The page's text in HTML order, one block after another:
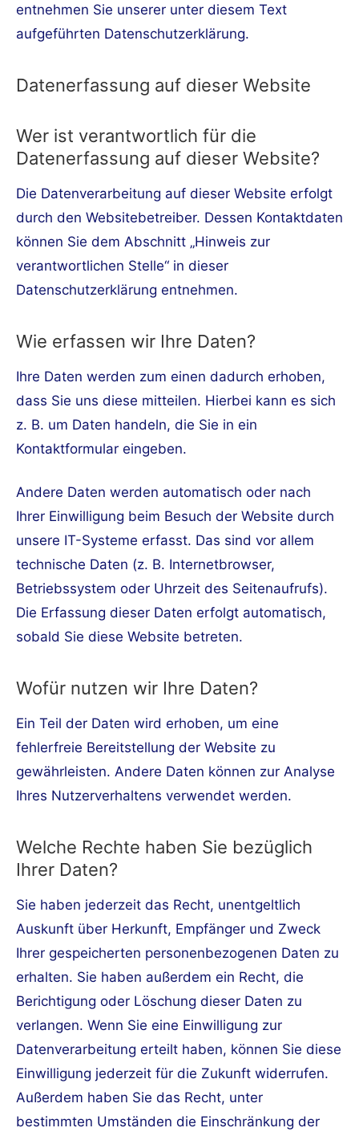
entnehmen Sie unserer unter diesem Text
aufgeführten Datenschutzerklärung.
Datenerfassung auf dieser Website
Wer ist verantwortlich für die
Datenerfassung auf dieser Website?
Die Datenverarbeitung auf dieser Website erfolgt
durch den Websitebetreiber. Dessen Kontaktdaten
können Sie dem Abschnitt „Hinweis zur
verantwortlichen Stelle“ in dieser
Datenschutzerklärung entnehmen.
Wie erfassen wir Ihre Daten?
Ihre Daten werden zum einen dadurch erhoben,
dass Sie uns diese mitteilen. Hierbei kann es sich
z. B. um Daten handeln, die Sie in ein
Kontaktformular eingeben.
Andere Daten werden automatisch oder nach
Ihrer Einwilligung beim Besuch der Website durch
unsere IT-Systeme erfasst. Das sind vor allem
technische Daten (z. B. Internetbrowser,
Betriebssystem oder Uhrzeit des Seitenaufrufs).
Die Erfassung dieser Daten erfolgt automatisch,
sobald Sie diese Website betreten.
Wofür nutzen wir Ihre Daten?
Ein Teil der Daten wird erhoben, um eine
fehlerfreie Bereitstellung der Website zu
gewährleisten. Andere Daten können zur Analyse
Ihres Nutzerverhaltens verwendet werden.
Welche Rechte haben Sie bezüglich
Ihrer Daten?
Sie haben jederzeit das Recht, unentgeltlich
Auskunft über Herkunft, Empfänger und Zweck
Ihrer gespeicherten personenbezogenen Daten zu
erhalten. Sie haben außerdem ein Recht, die
Berichtigung oder Löschung dieser Daten zu
verlangen. Wenn Sie eine Einwilligung zur
Datenverarbeitung erteilt haben, können Sie diese
Einwilligung jederzeit für die Zukunft widerrufen.
Außerdem haben Sie das Recht, unter
bestimmten Umständen die Einschränkung der